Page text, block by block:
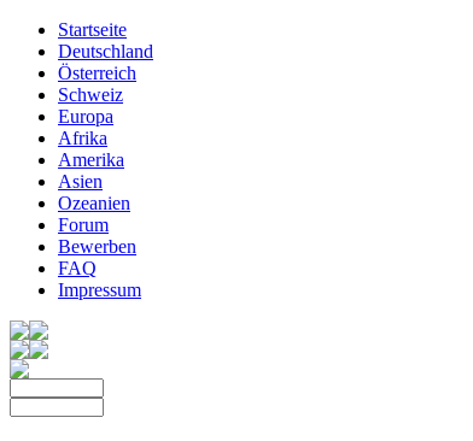
Startseite
Deutschland
Österreich
Schweiz
Europa
Afrika
Amerika
Asien
Ozeanien
Forum
Bewerben
FAQ
Impressum